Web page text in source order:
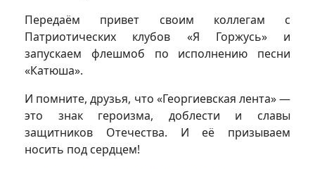
Передаём привет своим коллегам с
Патриотических клубов «Я Горжусь» и
запускаем флешмоб по исполнению песни
«Катюша».
И помните, друзья, что «Георгиевская лента» —
это знак героизма, доблести и славы
защитников Отечества. И её призываем
носить под сердцем!